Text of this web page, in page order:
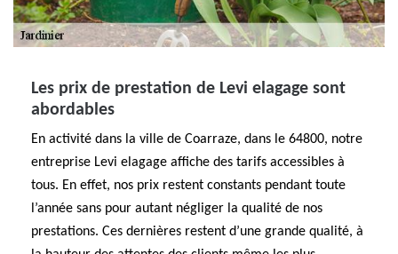
Les prix de prestation de Levi elagage sont
abordables
En activité dans la ville de Coarraze, dans le 64800, notre
entreprise Levi elagage affiche des tarifs accessibles à
tous. En effet, nos prix restent constants pendant toute
l’année sans pour autant négliger la qualité de nos
prestations. Ces dernières restent d’une grande qualité, à